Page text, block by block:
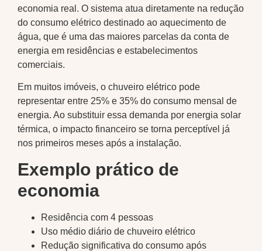
economia real. O sistema atua diretamente na redução
do consumo elétrico destinado ao aquecimento de
água, que é uma das maiores parcelas da conta de
energia em residências e estabelecimentos
comerciais.
Em muitos imóveis, o chuveiro elétrico pode
representar entre 25% e 35% do consumo mensal de
energia. Ao substituir essa demanda por energia solar
térmica, o impacto financeiro se torna perceptível já
nos primeiros meses após a instalação.
Exemplo prático de
economia
Residência com 4 pessoas
Uso médio diário de chuveiro elétrico
Redução significativa do consumo após